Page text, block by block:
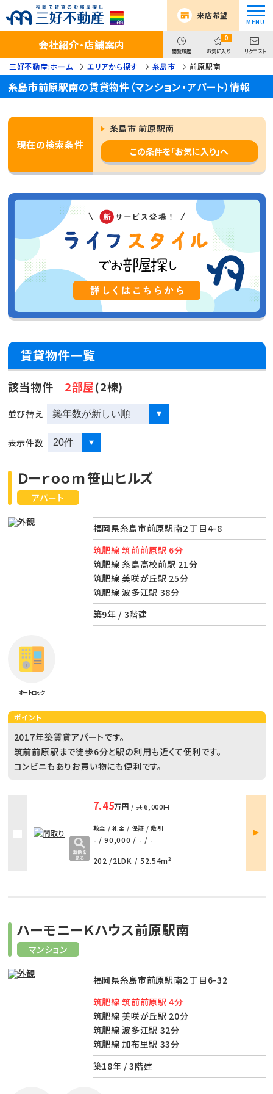
来店希望
会社紹介・店舗案内 閲覧履歴
0
お気に入り リクエスト
三好不動産:ホーム エリアから探す 糸島市 前原駅南
糸島市前原駅南の賃貸物件（マンション・アパート）情報
現在の検索条件
糸島市 前原駅南
この条件を「お気に入り」へ
賃貸物件一覧
該当物件 2部屋(2棟)
並び替え
表示件数
アパート
Ｄーｒｏｏｍ笹山ヒルズ
福岡県糸島市前原駅南２丁目4-8
筑肥線 筑前前原駅 6分
筑肥線 糸島高校前駅 21分
筑肥線 美咲が丘駅 25分
筑肥線 波多江駅 38分
築9年 / 3階建
オートロック
ポイント
2017年築賃貸アパートです。
筑前前原駅まで徒歩6分と駅の利用も近くて便利です。
コンビニもありお買い物にも便利です。
7.45万円 / 共6,000円
敷金 / 礼金 / 保証 / 敷引
- / 90,000 / - / -
202 /2LDK / 52.54m²
部屋
詳細
マンション
ハーモニーＫハウス前原駅南
福岡県糸島市前原駅南２丁目6-32
筑肥線 筑前前原駅 4分
筑肥線 美咲が丘駅 20分
筑肥線 波多江駅 32分
筑肥線 加布里駅 33分
築18年 / 3階建